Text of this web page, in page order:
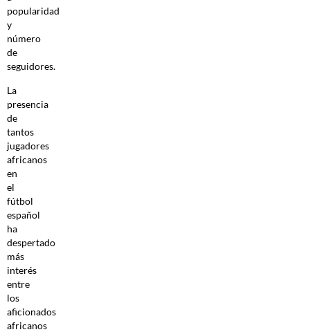
popularidad
y
número
de
seguidores.
La
presencia
de
tantos
jugadores
africanos
en
el
fútbol
español
ha
despertado
más
interés
entre
los
aficionados
africanos